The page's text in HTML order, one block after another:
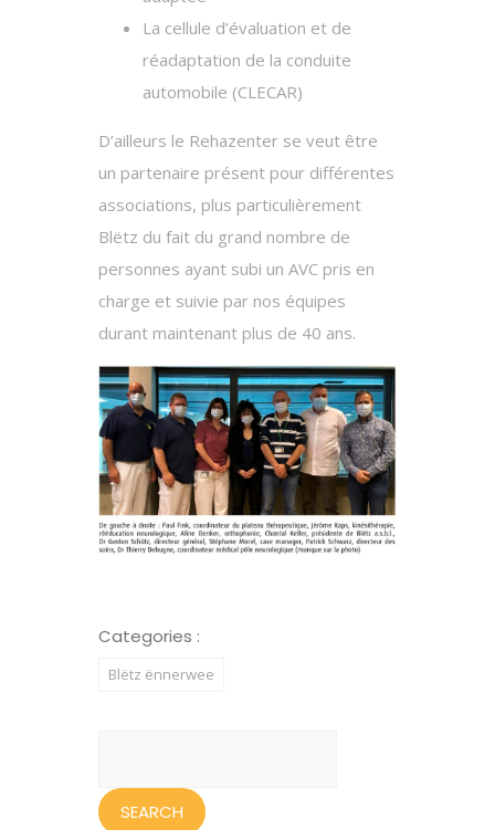
La cellule d’évaluation et de
réadaptation de la conduite
automobile (CLECAR)
D’ailleurs le Rehazenter se veut être
un partenaire présent pour différentes
associations, plus particulièrement
Blëtz du fait du grand nombre de
personnes ayant subi un AVC pris en
charge et suivie par nos équipes
durant maintenant plus de 40 ans.
Categories :
Blëtz ënnerwee